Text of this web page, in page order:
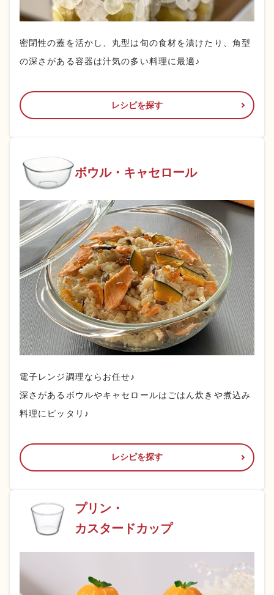
密閉性の蓋を活かし、丸型は旬の食材を漬けたり、角型
の深さがある容器は汁気の多い料理に最適♪
レシピを探す
ボウル・ キャセロール
電子レンジ調理ならお任せ♪
深さがあるボウルやキャセロールはごはん炊きや煮込み
料理にピッタリ♪
レシピを探す
プリン・
カスタードカップ